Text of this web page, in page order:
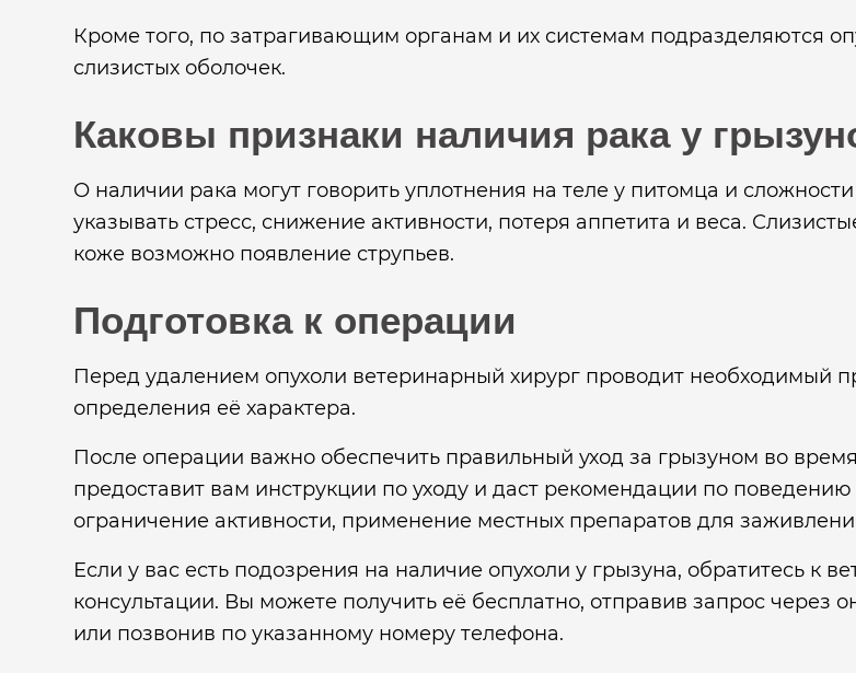
Кроме того, по затрагивающим органам и их системам подразделяются
слизистых оболочек.
Каковы признаки наличия рака у
О наличии рака могут говорить уплотнения на теле у питомца и
указывать стресс, снижение активности, потеря аппетита и веса.
коже возможно появление струпьев.
Подготовка к операции
Перед удалением опухоли ветеринарный хирург проводит необходимый
определения её характера.
После операции важно обеспечить правильный уход за грызуном во
предоставит вам инструкции по уходу и даст рекомендации по
ограничение активности, применение местных препаратов для
Если у вас есть подозрения на наличие опухоли у грызуна, обратитесь к
консультации. Вы можете получить её бесплатно, отправив запрос
или позвонив по указанному номеру телефона.